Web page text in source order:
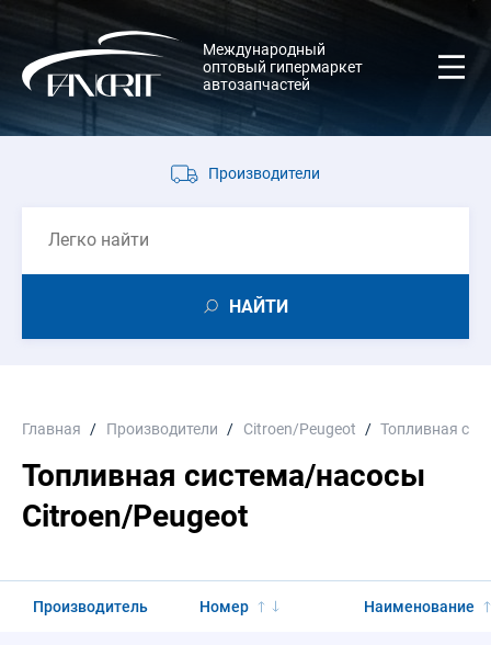
Международный
оптовый гипермаркет
автозапчастей
Производители
НАЙТИ
Главная Производители Citroen/Peugeot Топливная
Топливная система/насосы
Citroen/Peugeot
Производитель Номер Наименование